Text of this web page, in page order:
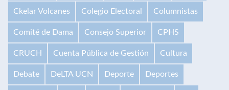
Ckelar Volcanes Colegio Electoral Columnistas
Comité de Dama Consejo Superior CPHS
CRUCH Cuenta Pública de Gestión Cultura
Debate DeLTA UCN Deporte Deportes